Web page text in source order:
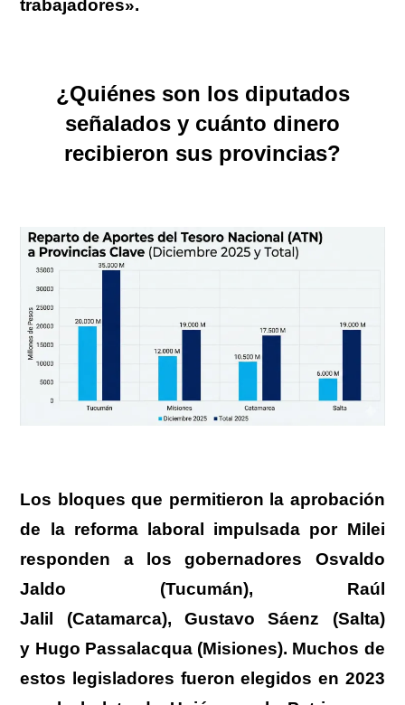
trabajadores».
¿Quiénes son los diputados
señalados y cuánto dinero
recibieron sus provincias?
Los bloques que permitieron la aprobación
de la reforma laboral impulsada por Milei
responden a los gobernadores Osvaldo
Jaldo (Tucumán), Raúl
Jalil (Catamarca), Gustavo Sáenz (Salta)
y Hugo Passalacqua (Misiones). Muchos de
estos legisladores fueron elegidos en 2023